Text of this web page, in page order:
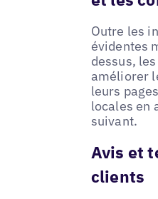
Outre les
évidentes
dessus,
améliorer
leurs
locales en
suivant.
Avis et
clients